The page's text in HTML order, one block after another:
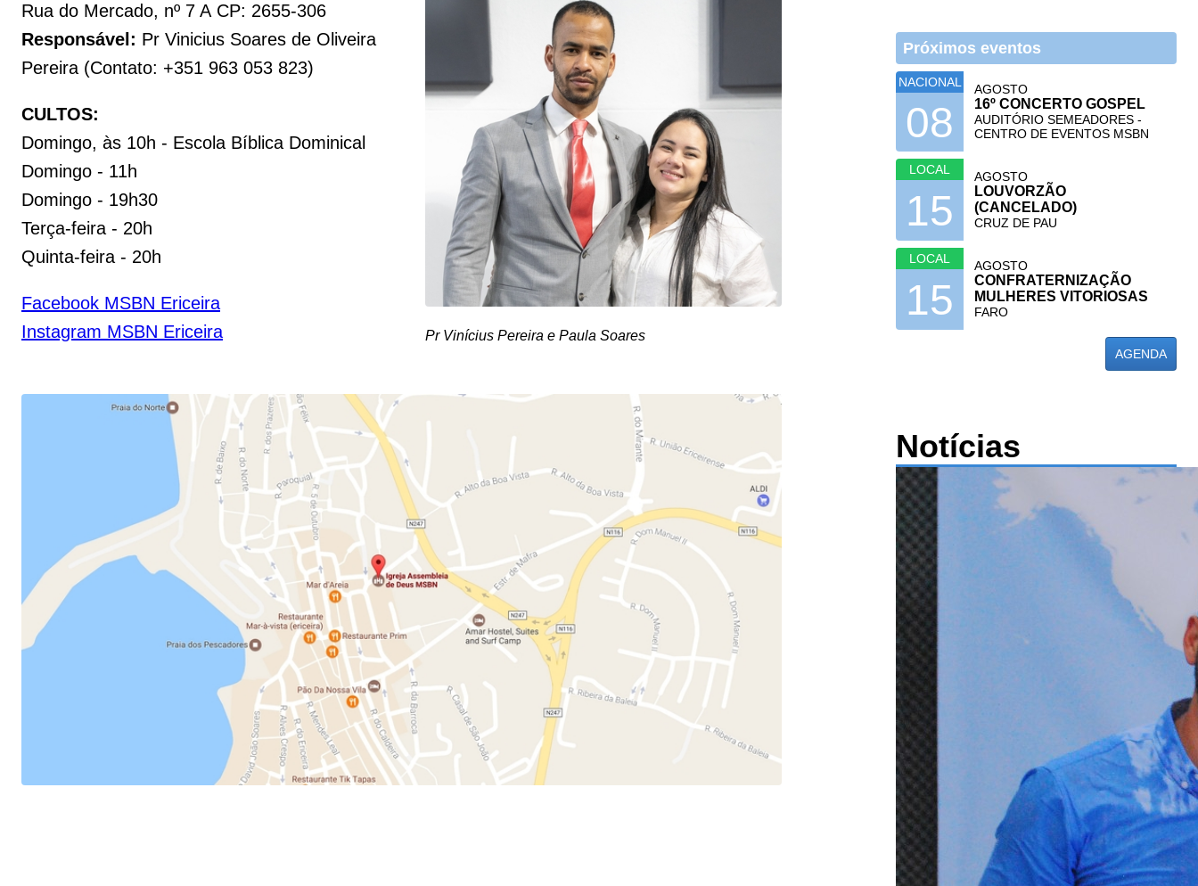
Pr Vinícius Pereira e Paula Soares
Rua do Mercado, nº 7 A CP: 2655-306
Responsável: Pr Vinicius Soares de Oliveira
Pereira (Contato: +351 963 053 823)
CULTOS:
Domingo, às 10h - Escola Bíblica Dominical
Domingo - 11h
Domingo - 19h30
Terça-feira - 20h
Quinta-feira - 20h
Facebook MSBN Ericeira
Instagram MSBN Ericeira
Próximos eventos
NACIONAL
08
AGOSTO
16º CONCERTO GOSPEL
AUDITÓRIO SEMEADORES -
CENTRO DE EVENTOS MSBN
LOCAL
15
AGOSTO
LOUVORZÃO
(CANCELADO)
CRUZ DE PAU
LOCAL
15
AGOSTO
CONFRATERNIZAÇÃO
MULHERES VITORIOSAS
FARO
AGENDA
Notícias